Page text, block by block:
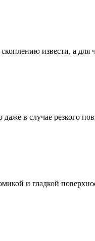
извести, а для
в случае резкого
и гладкой